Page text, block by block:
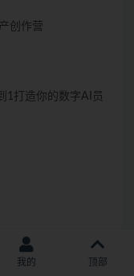
创作营
1打造你的数字AI员
我的 顶部